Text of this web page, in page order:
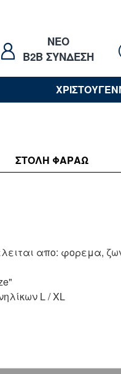
NEO
B2B ΣΥΝΔΕΣΗ
ΣΤΟΛΉ ΦΑΡΑΩ
απο: φορεμα,
L / XL